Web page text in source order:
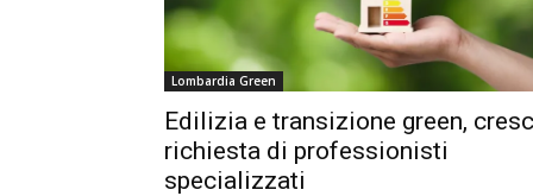
Lombardia Green
Edilizia e transizione green,
richiesta di professionisti
specializzati